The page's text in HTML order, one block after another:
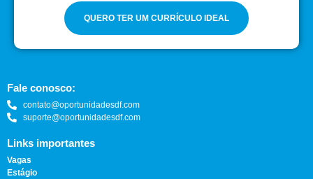
QUERO TER UM CURRÍCULO IDEAL
Fale conosco:
contato@oportunidadesdf.com
suporte@oportunidadesdf.com
Links importantes
Vagas
Estágio